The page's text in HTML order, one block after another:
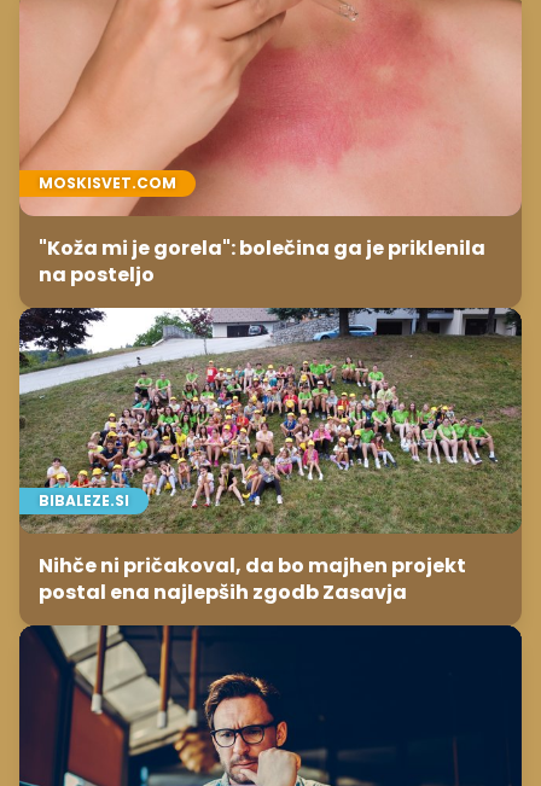
MOSKISVET.COM
"Koža mi je gorela": bolečina ga je priklenila
na posteljo
BIBALEZE.SI
Nihče ni pričakoval, da bo majhen projekt
postal ena najlepših zgodb Zasavja